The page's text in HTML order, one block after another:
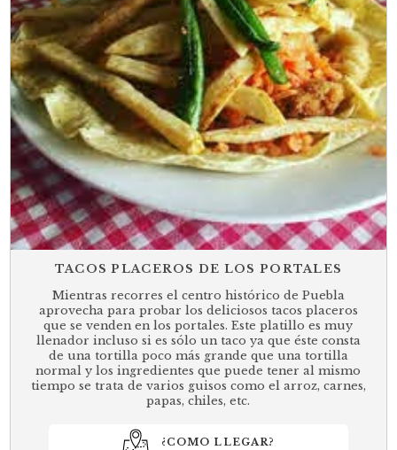
TACOS PLACEROS DE LOS PORTALES
Mientras recorres el centro histórico de Puebla
aprovecha para probar los deliciosos tacos placeros
que se venden en los portales. Este platillo es muy
llenador incluso si es sólo un taco ya que éste consta
de una tortilla poco más grande que una tortilla
normal y los ingredientes que puede tener al mismo
tiempo se trata de varios guisos como el arroz, carnes,
papas, chiles, etc.
¿COMO LLEGAR?